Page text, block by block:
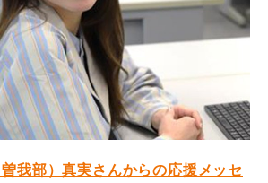
我部）真実さんからの応援メッセ